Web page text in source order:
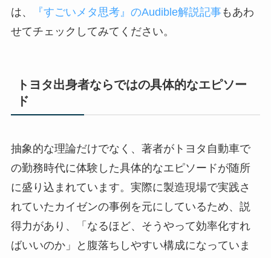
は、
『すごいメタ思考』のAudible解説記事もあわ
せてチェックしてみてください。
トヨタ出身者ならではの具体的なエピソー
ド
抽象的な理論だけでなく、著者がトヨタ自動車で
の勤務時代に体験した具体的なエピソードが随所
に盛り込まれています。実際に製造現場で実践さ
れていたカイゼンの事例を元にしているため、説
得力があり、「なるほど、そうやって効率化すれ
ばいいのか」と腹落ちしやすい構成になっていま